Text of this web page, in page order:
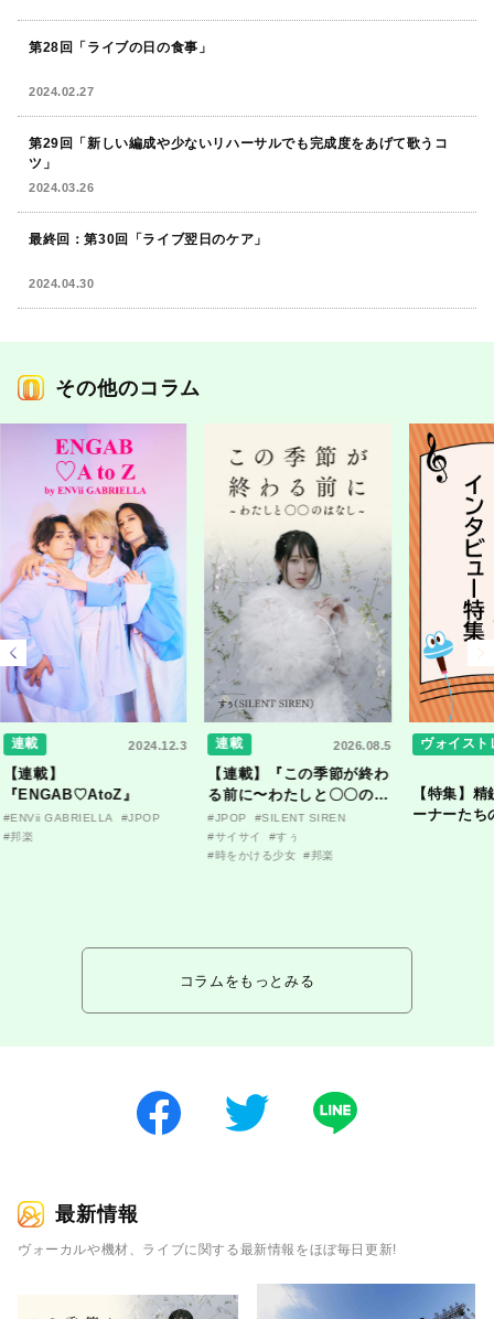
第28回「ライブの日の食事」
2024.02.27
第29回「新しい編成や少ないリハーサルでも完成度をあげて歌うコ
ツ」
2024.03.26
最終回：第30回「ライブ翌日のケア」
2024.04.30
その他のコラム
連載 2024.12.3
【連載】
『ENGAB♡AtoZ』
#ENVii GABRIELLA
#JPOP
#邦楽
連載 2026.08.5
【連載】『この季節が終わ
る前に〜わたしと〇〇のは
なし〜』
#JPOP
#SILENT SIREN
#サイサイ
#すぅ
#時をかける少女
#邦楽
ヴォイスト
【特集】
ーナーたち
コラムをもっとみる
最新情報
ヴォーカルや機材、ライブに関する最新情報をほぼ毎日更新!